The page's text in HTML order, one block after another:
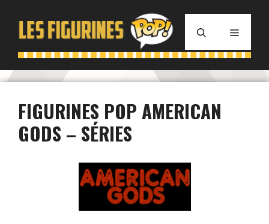
contenu
MENU
FIGURINES POP AMERICAN
GODS – SÉRIES